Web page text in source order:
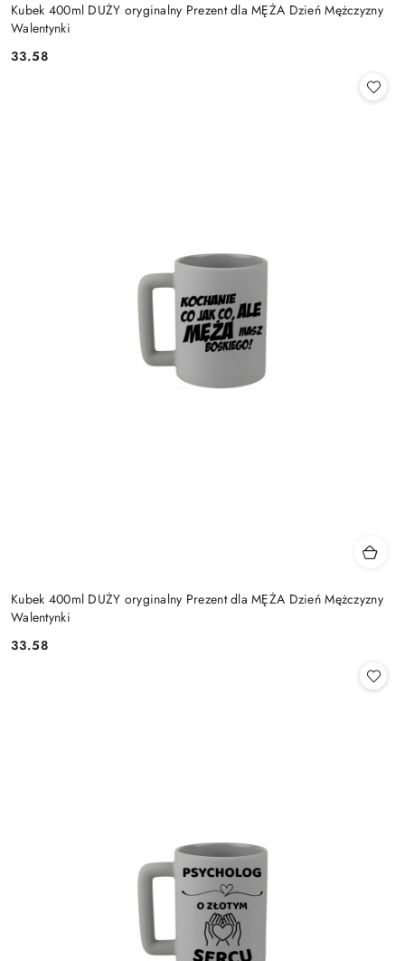
Kubek 400ml DUŻY oryginalny Prezent dla MĘŻA Dzień Mężczyzny
Walentynki
Cena:
33.58
Kubek 400ml DUŻY oryginalny Prezent dla MĘŻA Dzień Mężczyzny
Walentynki
Cena:
33.58